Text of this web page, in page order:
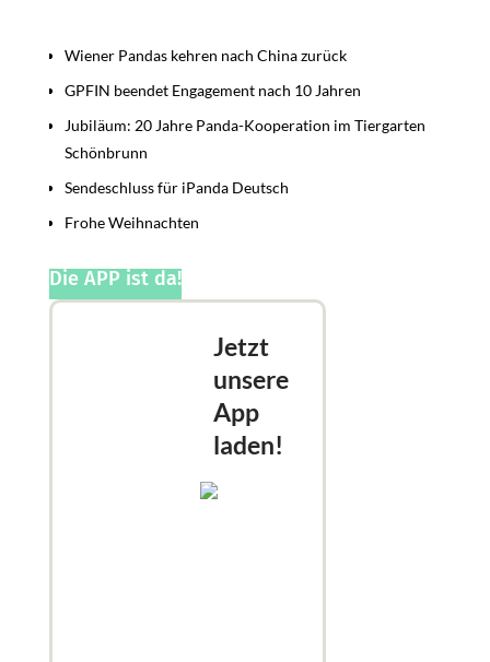
Wiener Pandas kehren nach China zurück
GPFIN beendet Engagement nach 10 Jahren
Jubiläum: 20 Jahre Panda-Kooperation im Tiergarten
Schönbrunn
Sendeschluss für iPanda Deutsch
Frohe Weihnachten
Die APP ist da!
Jetzt
unsere
App
laden!